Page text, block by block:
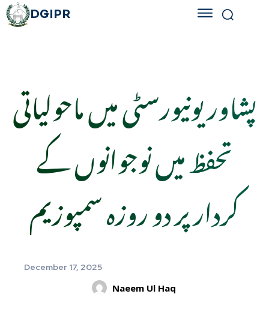
DGIPR
پشاور یونیورسٹی میں ماحولیاتی
تحفظ میں نوجوانوں کے
کردار پر دو روزہ سمپوزیم
December 17, 2025
Naeem Ul Haq